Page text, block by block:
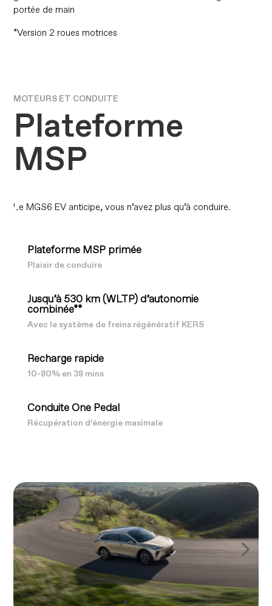
portée de main
*Version 2 roues motrices
MOTEURS ET CONDUITE
Plateforme
MSP
Le MGS6 EV anticipe, vous n’avez plus qu’à conduire.
Plateforme MSP primée
Plaisir de conduire
Jusqu’à 530 km (WLTP) d’autonomie
combinée**
Avec le système de freins régénératif KERS
Recharge rapide
10-80% en 38 mins
Conduite One Pedal
Récupération d’énergie maximale